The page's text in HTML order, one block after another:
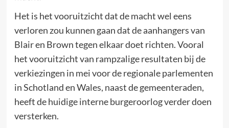
Het is het vooruitzicht dat de macht wel eens
verloren zou kunnen gaan dat de aanhangers van
Blair en Brown tegen elkaar doet richten. Vooral
het vooruitzicht van rampzalige resultaten bij de
verkiezingen in mei voor de regionale parlementen
in Schotland en Wales, naast de gemeenteraden,
heeft de huidige interne burgeroorlog verder doen
versterken.